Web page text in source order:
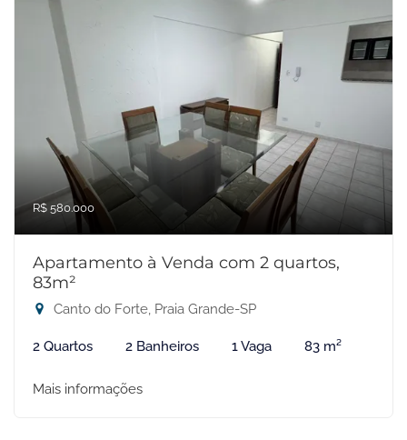
R$ 580.000
Apartamento à Venda com 2 quartos,
83m²
Canto do Forte, Praia Grande-SP
2 Quartos 2 Banheiros 1 Vaga 83 m²
Mais informações